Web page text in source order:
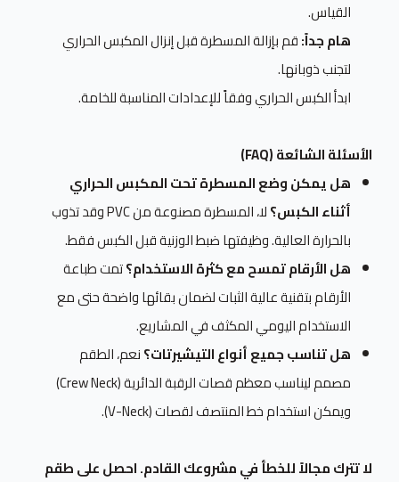
القياس.
هام جداً:قم بإزالة المسطرة قبل إنزال المكبس الحراري
لتجنب ذوبانها.
ابدأ الكبس الحراري وفقاً للإعدادات المناسبة للخامة.
الأسئلة الشائعة (FAQ)
هل يمكن وضع المسطرة تحت المكبس الحراري
أثناء الكبس؟
لا، المسطرة مصنوعة من PVC وقد تذوب
بالحرارة العالية. وظيفتها ضبط الوزنية قبل الكبس فقط.
هل الأرقام تمسح مع كثرة الاستخدام؟تمت طباعة
الأرقام بتقنية عالية الثبات لضمان بقائها واضحة حتى مع
الاستخدام اليومي المكثف في المشاريع.
هل تناسب جميع أنواع التيشيرتات؟نعم، الطقم
مصمم ليناسب معظم قصات الرقبة الدائرية (Crew Neck)
ويمكن استخدام خط المنتصف لقصات (V-Neck).
لا تترك مجالاً للخطأ في مشروعك القادم. احصل على طقم